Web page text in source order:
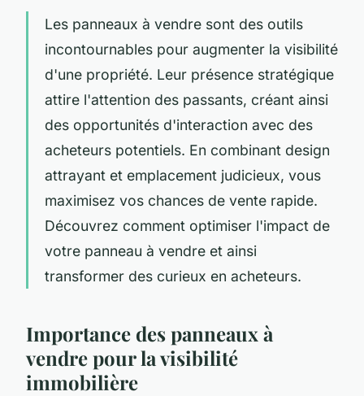
Les panneaux à vendre sont des outils
incontournables pour augmenter la visibilité
d'une propriété. Leur présence stratégique
attire l'attention des passants, créant ainsi
des opportunités d'interaction avec des
acheteurs potentiels. En combinant design
attrayant et emplacement judicieux, vous
maximisez vos chances de vente rapide.
Découvrez comment optimiser l'impact de
votre panneau à vendre et ainsi
transformer des curieux en acheteurs.
Importance des panneaux à
vendre pour la visibilité
immobilière